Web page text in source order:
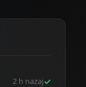
2 h nazaj✓